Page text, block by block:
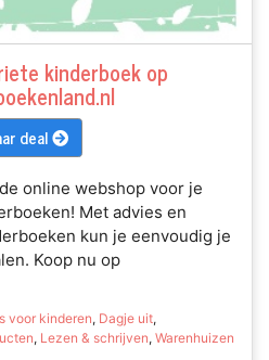
kinderboek op
deal
online webshop voor je
Met advies en
kun je eenvoudig je
Koop nu op
voor kinderen, Dagje uit,
, Lezen & schrijven, Warenhuizen